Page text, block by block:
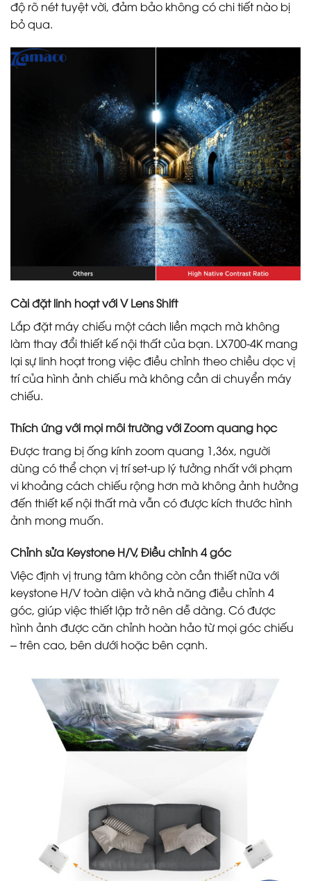
độ rõ nét tuyệt vời, đảm bảo không có chi tiết nào bị
bỏ qua.​​
Cài đặt linh hoạt với V Lens Shift
Lắp đặt máy chiếu một cách liền mạch mà không
làm thay đổi thiết kế nội thất của bạn. LX700-4K mang
lại sự linh hoạt trong việc điều chỉnh theo chiều dọc vị
trí của hình ảnh chiếu mà không cần di chuyển máy
chiếu.
Thích ứng với mọi môi trường với Zoom quang học
Được trang bị ống kính zoom quang 1,36x, người
dùng có thể chọn vị trí set-up lý tưởng nhất với phạm
vi khoảng cách chiếu rộng hơn mà không ảnh hưởng
đến thiết kế nội thất mà vẫn có được kích thước hình
ảnh mong muốn.
Chỉnh sửa Keystone H/V, Điều chỉnh 4 góc
Việc định vị trung tâm không còn cần thiết nữa với
keystone H/V toàn diện và khả năng điều chỉnh 4
góc, giúp việc thiết lập trở nên dễ dàng. Có được
hình ảnh được căn chỉnh hoàn hảo từ mọi góc chiếu
– trên cao, bên dưới hoặc bên cạnh.